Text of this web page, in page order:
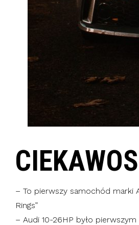
– To pierwszy samochód marki
Rings”
– Audi 10-26HP było